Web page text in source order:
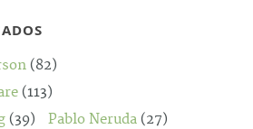
(82)
(113)
(39) Pablo Neruda (27)